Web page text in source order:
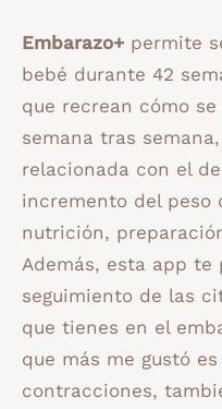
Embarazo+ permite
bebé durante 42
que recrean cómo
semana tras
relacionada con el
incremento del peso
nutrición,
Además, esta app te
seguimiento de las
que tienes en el
que más me gustó
contracciones,